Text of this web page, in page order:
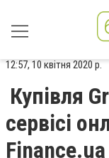
12:57, 10 квітня 2020 р.
Купівля
сервісі
Finance.ua